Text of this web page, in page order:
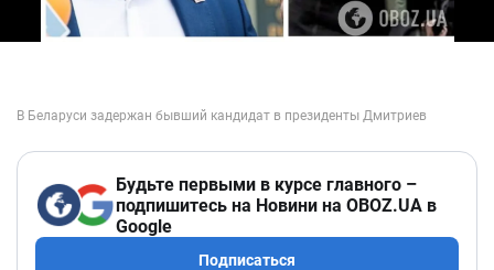
Будьте первыми в курсе главного –
подпишитесь на Новини на OBOZ.UA в
Google
Подписаться